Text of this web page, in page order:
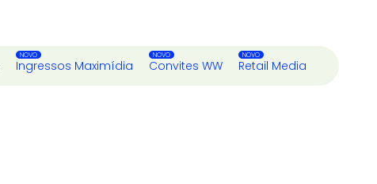
Ingressos Maximídia Convites WW Retail Media